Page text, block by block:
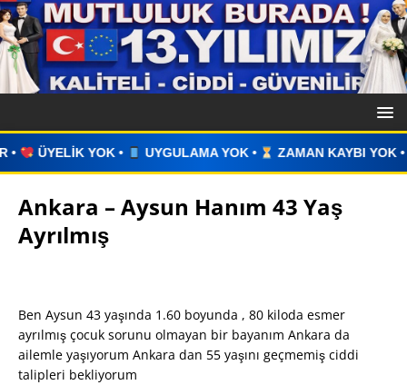
YOK • ZAMAN KAYBI YOK • İLAN VERİN •
Ankara – Aysun Hanım 43 Yaş
Ayrılmış
Ben Aysun 43 yaşında 1.60 boyunda , 80 kiloda esmer
ayrılmış çocuk sorunu olmayan bir bayanım Ankara da
ailemle yaşıyorum Ankara dan 55 yaşını geçmemiş ciddi
talipleri bekliyorum